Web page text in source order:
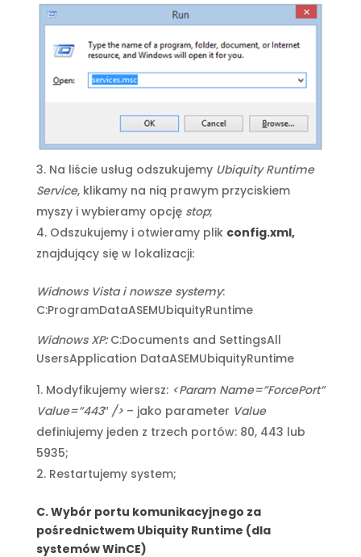
Na liście usług odszukujemy Ubiquity Runtime
Service, klikamy na nią prawym przyciskiem
myszy i wybieramy opcję stop;
Odszukujemy i otwieramy plik config.xml,
znajdujący się w lokalizacji:
Widnows Vista i nowsze systemy:
C:ProgramDataASEMUbiquityRuntime
Widnows XP:C:Documents and SettingsAll
UsersApplication DataASEMUbiquityRuntime
Modyfikujemy wiersz: <Param Name=”ForcePort”
Value=”443″ />– jako parameter Value
definiujemy jeden z trzech portów: 80, 443 lub
5935;
Restartujemy system;
C. Wybór portu komunikacyjnego za
pośrednictwem Ubiquity Runtime (dla
systemów WinCE)